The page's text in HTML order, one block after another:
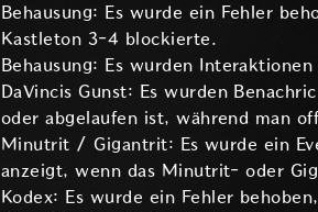
Behausung: Es wurde ein Fehler
Kastleton 3-4 blockierte.
Behausung: Es wurden
DaVincis Gunst: Es wurden
oder abgelaufen ist, während man
Minutrit / Gigantrit: Es wurde ein
anzeigt, wenn das Minutrit- oder
Kodex: Es wurde ein Fehler